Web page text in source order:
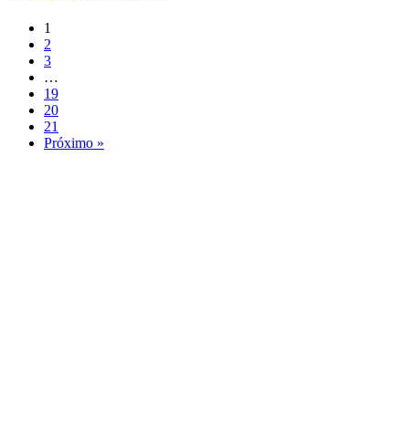
1
2
3
…
19
20
21
Próximo »